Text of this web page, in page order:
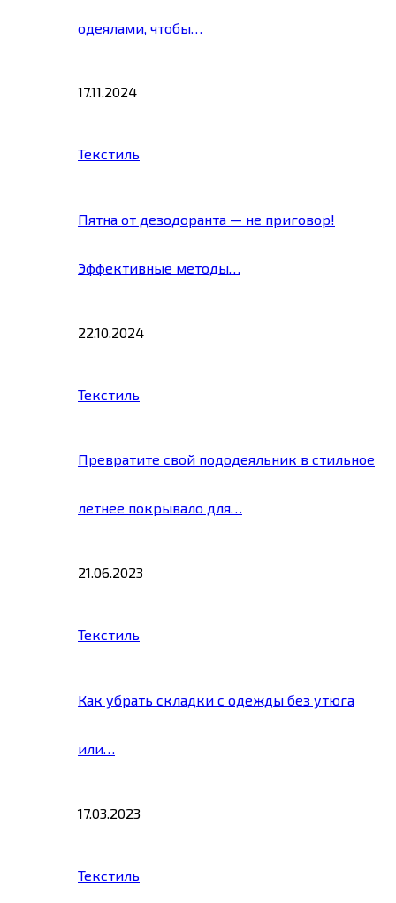
одеялами, чтобы…
17.11.2024
Текстиль
Пятна от дезодоранта — не приговор!
Эффективные методы…
22.10.2024
Текстиль
Превратите свой пододеяльник в стильное
летнее покрывало для…
21.06.2023
Текстиль
Как убрать складки с одежды без утюга
или…
17.03.2023
Текстиль